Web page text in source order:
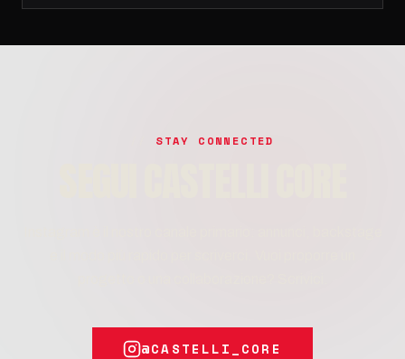
STAY CONNECTED
@CASTELLI_CORE